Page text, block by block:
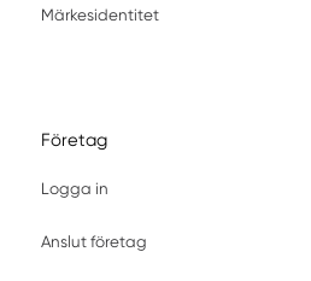
Märkesidentitet
Företag
Logga in
Anslut företag